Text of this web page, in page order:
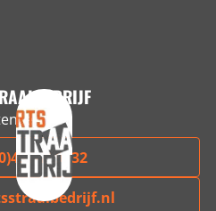
229032